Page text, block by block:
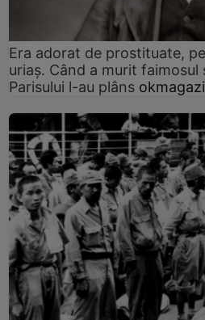
Era adorat de prostituate,
uriaș. Când a murit
Parisului l-au plâns